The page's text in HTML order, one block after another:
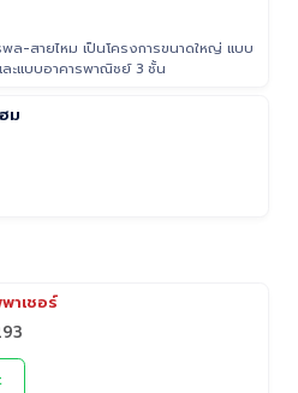
ล-สายไหม เป็นโครงการขนาดใหญ่ แบบ
ะแบบอาคารพาณิชย์ 3 ชั้น
ม
าเชอร์